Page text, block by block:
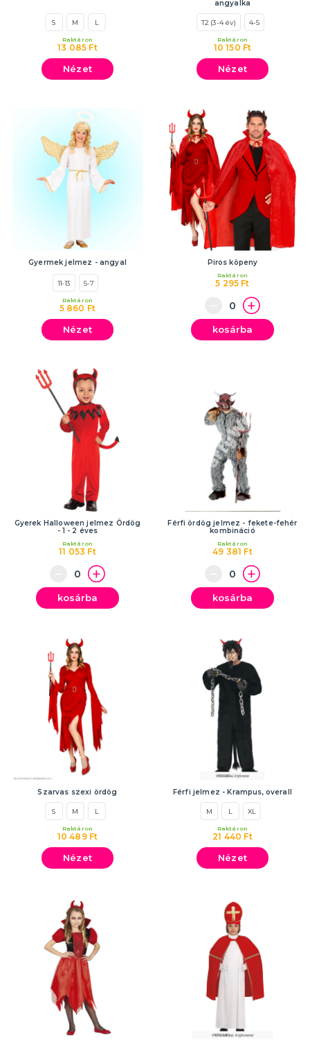
S M L
13 085 Ft
Raktáron
Nézet
angyalka
T2 (3-4 év) 4-5
10 150 Ft
Raktáron
Nézet
Gyermek jelmez - angyal
11-13 5-7
5 860 Ft
Raktáron
Nézet
Piros köpeny
5 295 Ft
Raktáron
kosárba
Gyerek Halloween jelmez Ördög
- 1 - 2 éves
11 053 Ft
Raktáron
kosárba
Férfi ördög jelmez - fekete-fehér
kombináció
49 381 Ft
Raktáron
kosárba
Szarvas szexi ördög
S M L
10 489 Ft
Raktáron
Nézet
Férfi jelmez - Krampus, overall
M L XL
21 440 Ft
Raktáron
Nézet